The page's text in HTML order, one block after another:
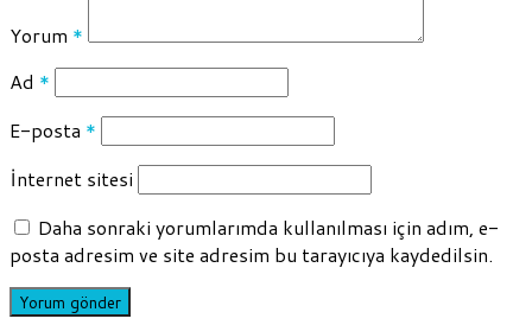
Yorum *
Ad *
E-posta *
İnternet sitesi
Daha sonraki yorumlarımda kullanılması için adım, e-
posta adresim ve site adresim bu tarayıcıya kaydedilsin.